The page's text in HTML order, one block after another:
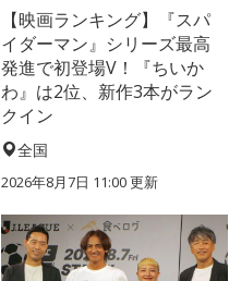
【映画ランキング】『スパ
イダーマン』シリーズ最高
発進で初登場V！『ちいか
わ』は2位、新作3本がラン
クイン
全国
2026年8月7日 11:00更新